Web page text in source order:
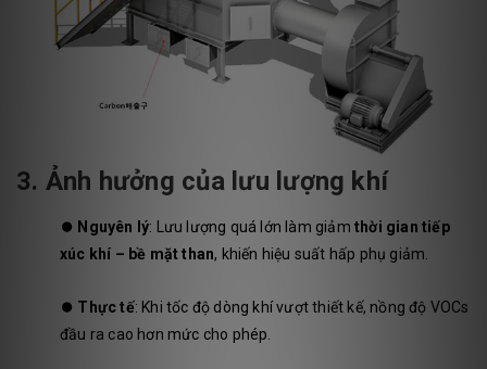
3. Ảnh hưởng của lưu lượng khí
⏺️ Nguyên lý: Lưu lượng quá lớn làm giảmthời gian tiếp
xúc khí – bề mặt than, khiến hiệu suất hấp phụ giảm.
⏺️ Thực tế: Khi tốc độ dòng khí vượt thiết kế, nồng độ VOCs
đầu ra cao hơn mức cho phép.